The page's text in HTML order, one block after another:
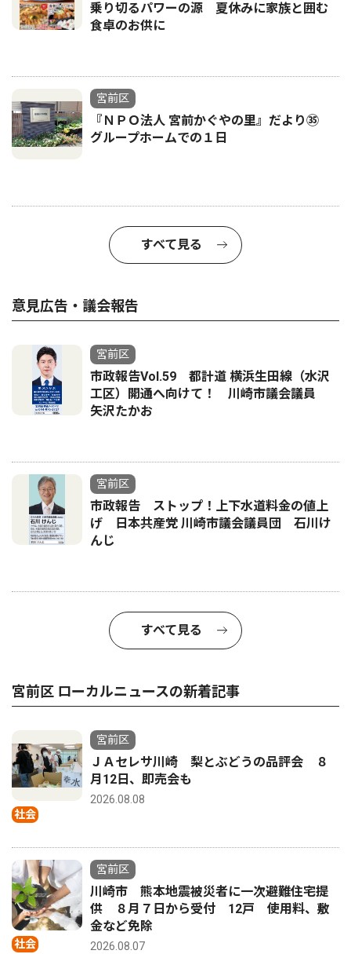
乗り切るパワーの源 夏休みに家族と囲む
食卓のお供に
宮前区
『ＮＰＯ法人 宮前かぐやの里』だより㉟
グループホームでの１日
すべて見る
意見広告・議会報告
宮前区
市政報告Vol.59 都計道 横浜生田線（水沢
工区）開通へ向けて！ 川崎市議会議員
矢沢たかお
宮前区
市政報告 ストップ！上下水道料金の値上
げ 日本共産党 川崎市議会議員団 石川け
んじ
すべて見る
宮前区 ローカルニュースの新着記事
社会
宮前区
ＪＡセレサ川崎 梨とぶどうの品評会 ８
月12日、即売会も
2026.08.08
社会
宮前区
川崎市 熊本地震被災者に一次避難住宅提
供 ８月７日から受付 12戸 使用料、敷
金など免除
2026.08.07